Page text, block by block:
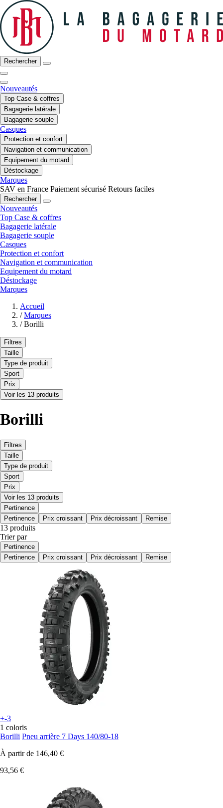
Rechercher
Nouveautés
Top Case & coffres
Bagagerie latérale
Bagagerie souple
Casques
Protection et confort
Navigation et communication
Equipement du motard
Déstockage
Marques
SAV en France Paiement sécurisé Retours faciles
Rechercher
Nouveautés
Top Case & coffres
Bagagerie latérale
Bagagerie souple
Casques
Protection et confort
Navigation et communication
Equipement du motard
Déstockage
Marques
Accueil
/ Marques
/ Borilli
Filtres
Taille
Type de produit
Sport
Prix
Voir les 13 produits
Borilli
Filtres
Taille
Type de produit
Sport
Prix
Voir les 13 produits
Pertinence
Pertinence
Prix croissant Prix décroissant Remise
13 produits
Trier par
Pertinence
Pertinence
Prix croissant Prix décroissant Remise
+-3
1 coloris
Borilli Pneu arrière 7 Days 140/80-18
À partir de 146,40 €
93,56 €